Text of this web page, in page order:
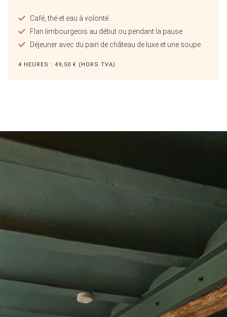
Café, thé et eau à volonté
Flan limbourgeois au début ou pendant la pause
Déjeuner avec du pain de château de luxe et une soupe
4 HEURES : 49,50 € (HORS TVA)